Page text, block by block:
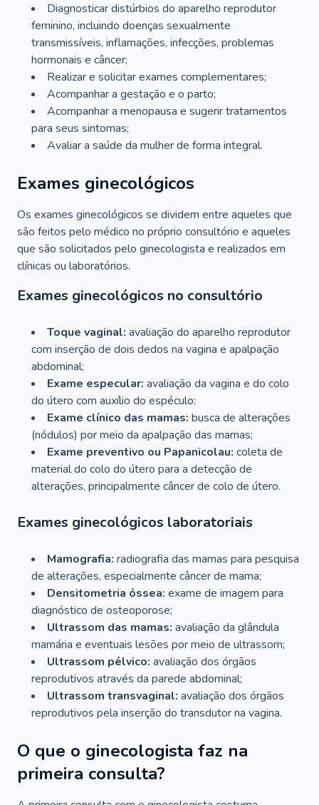
Diagnosticar distúrbios do aparelho reprodutor
feminino, incluindo doenças sexualmente
transmissíveis, inflamações, infecções, problemas
hormonais e câncer;
Realizar e solicitar exames complementares;
Acompanhar a gestação e o parto;
Acompanhar a menopausa e sugerir tratamentos
para seus sintomas;
Avaliar a saúde da mulher de forma integral.
Exames ginecológicos
Os exames ginecológicos se dividem entre aqueles que
são feitos pelo médico no próprio consultório e aqueles
que são solicitados pelo ginecologista e realizados em
clínicas ou laboratórios.
Exames ginecológicos no consultório
Toque vaginal: avaliação do aparelho reprodutor
com inserção de dois dedos na vagina e apalpação
abdominal;
Exame especular: avaliação da vagina e do colo
do útero com auxílio do espéculo;
Exame clínico das mamas: busca de alterações
(nódulos) por meio da apalpação das mamas;
Exame preventivo ou Papanicolau: coleta de
material do colo do útero para a detecção de
alterações, principalmente câncer de colo de útero.
Exames ginecológicos laboratoriais
Mamografia: radiografia das mamas para pesquisa
de alterações, especialmente câncer de mama;
Densitometria óssea: exame de imagem para
diagnóstico de osteoporose;
Ultrassom das mamas: avaliação da glândula
mamária e eventuais lesões por meio de ultrassom;
Ultrassom pélvico: avaliação dos órgãos
reprodutivos através da parede abdominal;
Ultrassom transvaginal: avaliação dos órgãos
reprodutivos pela inserção do transdutor na vagina.
O que o ginecologista faz na
primeira consulta?